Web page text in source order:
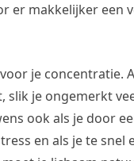
er makkelijker een
je concentratie.
slik je ongemerkt
ook als je door
en als je te snel